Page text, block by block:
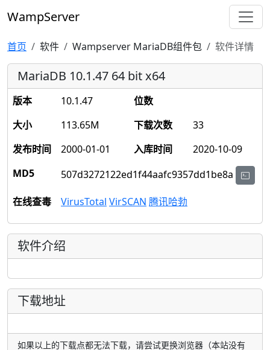
WampServer
首页 软件 Wampserver MariaDB组件包 软件详情
MariaDB 10.1.47 64 bit x64
版本 10.1.47
位数
大小
113.65M 下载次数
33
发布时间
2000-01-01 入库时间
2020-10-09
MD5
507d3272122ed1f44aafc9357dd1be8a
在线查毒 VirusTotal VirSCAN 腾讯哈勃
软件介绍
下载地址
如果以上的下载点都无法下载，请尝试更换浏览器（本站没有